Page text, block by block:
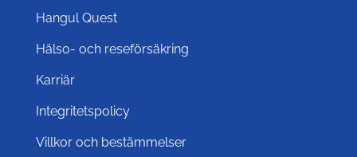
Hangul Quest
Hälso- och reseförsäkring
Karriär
Integritetspolicy
Villkor och bestämmelser